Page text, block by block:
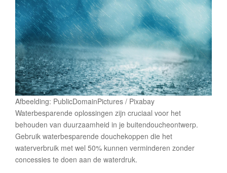
Afbeelding: PublicDomainPictures / Pixabay
Waterbesparende oplossingen zijn cruciaal voor het
behouden van duurzaamheid in je buitendoucheontwerp.
Gebruik waterbesparende douchekoppen die het
waterverbruik met wel 50% kunnen verminderen zonder
concessies te doen aan de waterdruk.